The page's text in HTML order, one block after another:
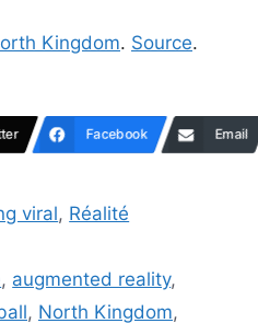
Kingdom. Source.
Facebook Email
viral, Réalité
, augmented reality,
, North Kingdom,